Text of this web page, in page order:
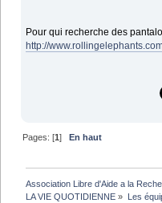
Pour qui recherche des
http://
Pages: [1]En haut
Association Libre d'Aide a la
LA VIE QUOTIDIENNE » Les